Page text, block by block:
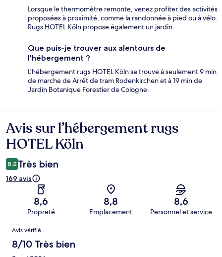
Lorsque le thermomètre remonte, venez profiter des activités
proposées à proximité, comme la randonnée à pied ou à vélo.
Rugs HOTEL Köln propose également un jardin.
Que puis-je trouver aux alentours de
l'hébergement ?
L'hébergement rugs HOTEL Köln se trouve à seulement 9 min
de marche de Arrêt de tram Rodenkirchen et à 19 min de
Jardin Botanique Forestier de Cologne.
Avis
Avis sur l’hébergement rugs
HOTEL Köln
8,2 Très bien
169 avis
8,6
Propreté
8,8
Emplacement
8,6
Personnel et service
Avis
Avis vérifié
8/10 Très bien